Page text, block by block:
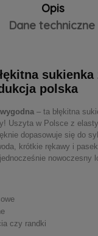
Opis
Dane techniczne
polska
– ta błękitna
Uszyta w Polsce z
dopasowuje się do
krótkie rękawy i
nowoczesny
czy randki